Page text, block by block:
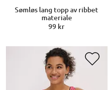
Sømløs lang topp av ribbet
materiale
99 kr